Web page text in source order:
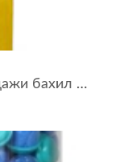
Механический автомат для продажи бахил BEAVER BGB-20